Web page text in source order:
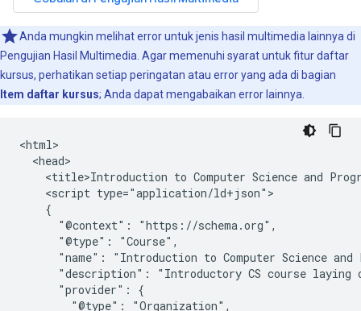
Anda mungkin melihat error untuk jenis hasil multimedia lainnya di
Pengujian Hasil Multimedia. Agar memenuhi syarat untuk fitur daftar
kursus, perhatikan setiap peringatan atau error yang ada di bagian
Item daftar kursus; Anda dapat mengabaikan error lainnya.
<html>
  <head>
<title>Introduction to Computer Science and
    <script type="application/ld+json">
    {
      "@context": "https://schema.org",
      "@type": "Course",
"name": "Introduction to Computer Science and
"description": "Introductory CS course laying
      "provider": {
        "@type": "Organization",